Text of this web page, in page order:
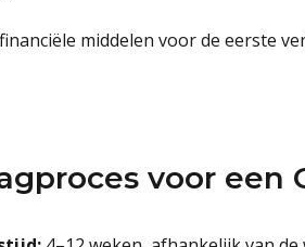
middelen voor de eerste
voor een